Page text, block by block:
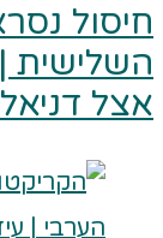
חיסול
השלישית
אצל